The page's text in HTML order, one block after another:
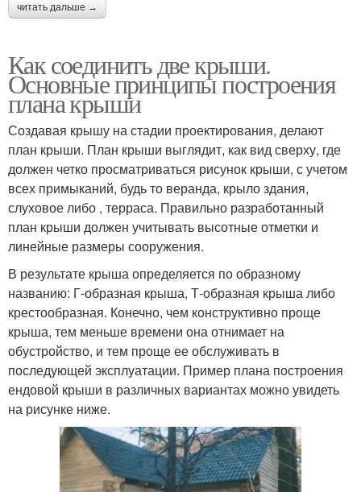
читать дальше →
Как соединить две крыши.
Основные принципы построения
плана крыши
Создавая крышу на стадии проектирования, делают
план крыши. План крыши выглядит, как вид сверху, где
должен четко просматриваться рисунок крыши, с учетом
всех примыканий, будь то веранда, крыло здания,
слуховое либо , терраса. Правильно разработанный
план крыши должен учитывать высотные отметки и
линейные размеры сооружения.
В результате крыша определяется по образному
названию: Г-образная крыша, Т-образная крыша либо
крестообразная. Конечно, чем конструктивно проще
крыша, тем меньше времени она отнимает на
обустройство, и тем проще ее обслуживать в
последующей эксплуатации. Пример плана построения
ендовой крыши в различных вариантах можно увидеть
на рисунке ниже.